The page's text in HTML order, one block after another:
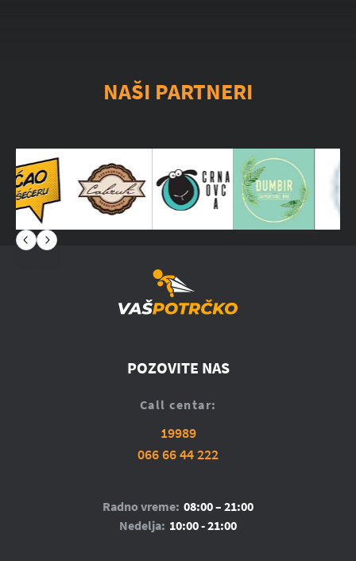
NAŠI PARTNERI
POZOVITE NAS
Call centar:
19989
066 66 44 222
Radno vreme: 08:00 – 21:00
Nedelja: 10:00 - 21:00